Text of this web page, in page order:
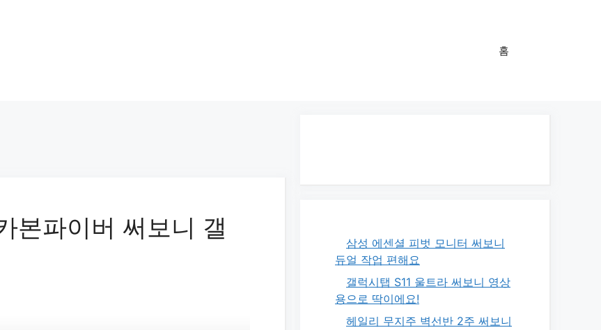
홈
본파이버 써보니 갤
삼성 에센셜 피벗 모니터 써보니
듀얼 작업 편해요
갤럭시탭 S11 울트라 써보니 영상
용으로 딱이에요!
헤일리 무지주 벽선반 2주 써보니